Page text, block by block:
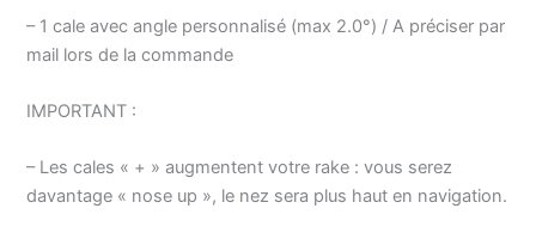
– 1 cale avec angle personnalisé (max 2.0°) / A préciser par
mail lors de la commande
IMPORTANT :
– Les cales « + » augmentent votre rake : vous serez
davantage « nose up », le nez sera plus haut en navigation.